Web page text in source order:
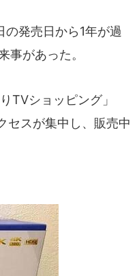
発売日から1年が過
事があった。
TVショッピング」
セスが集中し、販売中